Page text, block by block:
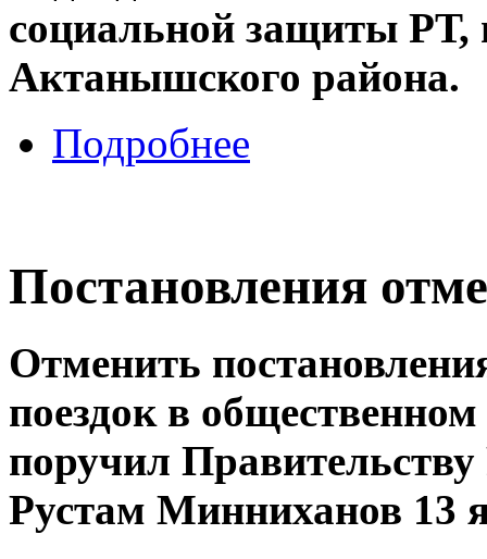
социальной защиты
Актанышского района.
Подробнее
Постановления
Отменить
поездок в
поручил
Рустам Минниханов 13